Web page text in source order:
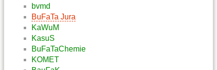
bvmd
BuFaTa Jura
KaWuM
KasuS
BuFaTaChemie
KOMET